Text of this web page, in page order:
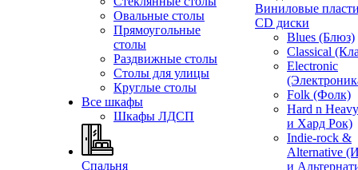
Овальные столы
Прямоугольные
столы
Раздвижные столы
Столы для улицы
Круглые столы
Все шкафы
Шкафы ЛДСП
Спальня
Виниловые
CD диски
Blues (Блюз)
Classical
Electronic
Folk (Фолк)
Hard n
и Хард Рок)
Indie-rock &
Alternative
и